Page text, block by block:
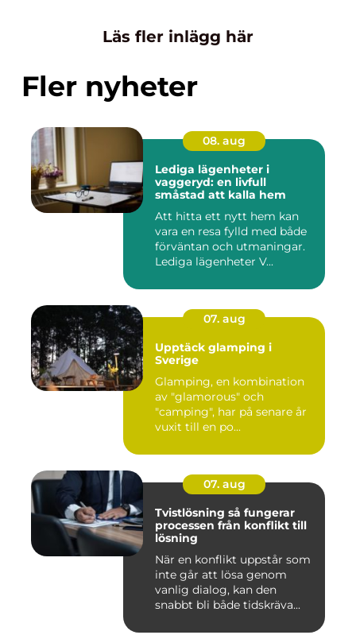
Läs fler inlägg här
Fler nyheter
08. aug
Lediga lägenheter i
vaggeryd: en livfull
småstad att kalla hem
Att hitta ett nytt hem kan
vara en resa fylld med både
förväntan och utmaningar.
Lediga lägenheter V...
07. aug
Upptäck glamping i
Sverige
Glamping, en kombination
av "glamorous" och
"camping", har på senare år
vuxit till en po...
07. aug
Tvistlösning så fungerar
processen från konflikt till
lösning
När en konflikt uppstår som
inte går att lösa genom
vanlig dialog, kan den
snabbt bli både tidskräva...